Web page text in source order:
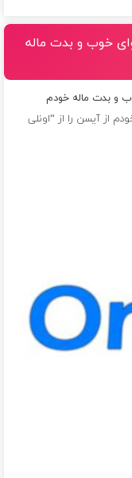
خوب و بدت ماله
و بدت ماله خودم
از آیسن را از “اونلی